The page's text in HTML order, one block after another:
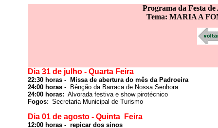
Programa da Festa
Tema: MARIA A
Dia 31 de julho - Quarta Feira
22:30 horas -  Missa de abertura do mês da Padroeira
24:00 horas -  Bênção da Barraca de Nossa Senhora
24:00 horas: Alvorada festiva e show pirotécnico
Fogos: Secretaria Municipal de Turismo
Dia 01 de agosto - Quinta  Feira